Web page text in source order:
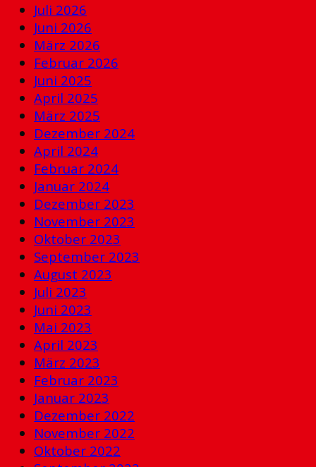
Juli 2026
Juni 2026
März 2026
Februar 2026
Juni 2025
April 2025
März 2025
Dezember 2024
April 2024
Februar 2024
Januar 2024
Dezember 2023
November 2023
Oktober 2023
September 2023
August 2023
Juli 2023
Juni 2023
Mai 2023
April 2023
März 2023
Februar 2023
Januar 2023
Dezember 2022
November 2022
Oktober 2022